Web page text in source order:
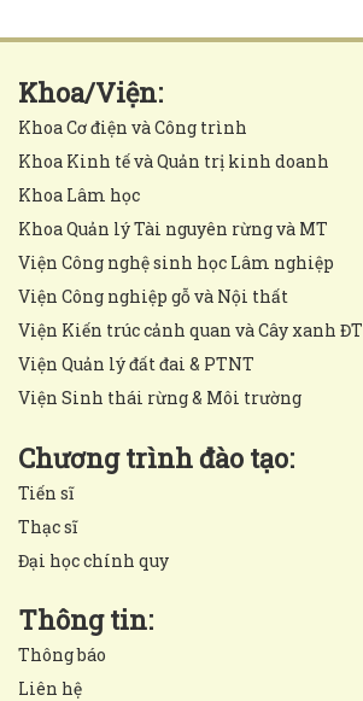
Khoa/Viện:
Khoa Cơ điện và Công trình
Khoa Kinh tế và Quản trị kinh doanh
Khoa Lâm học
Khoa Quản lý Tài nguyên rừng và MT
Viện Công nghệ sinh học Lâm nghiệp
Viện Công nghiệp gỗ và Nội thất
Viện Kiến trúc cảnh quan và Cây xanh ĐT
Viện Quản lý đất đai & PTNT
Viện Sinh thái rừng & Môi trường
Chương trình đào tạo:
Tiến sĩ
Thạc sĩ
Đại học chính quy
Thông tin:
Thông báo
Liên hệ